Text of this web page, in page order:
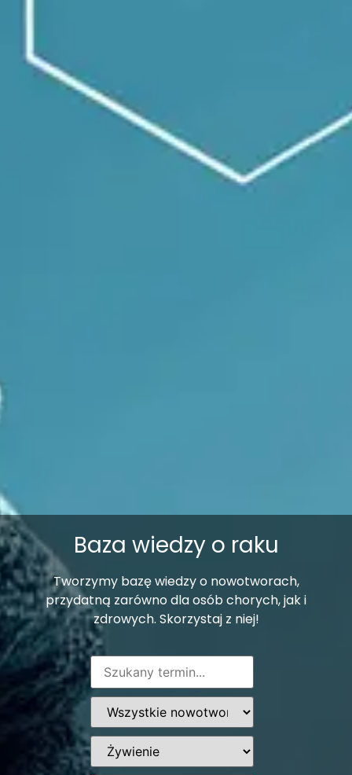
Baza wiedzy o raku
Tworzymy bazę wiedzy o nowotworach,
przydatną zarówno dla osób chorych, jak i
zdrowych. Skorzystaj z niej!